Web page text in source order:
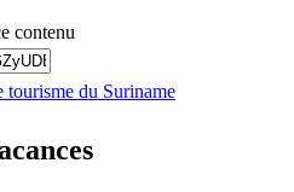
contenu
tourisme du Suriname